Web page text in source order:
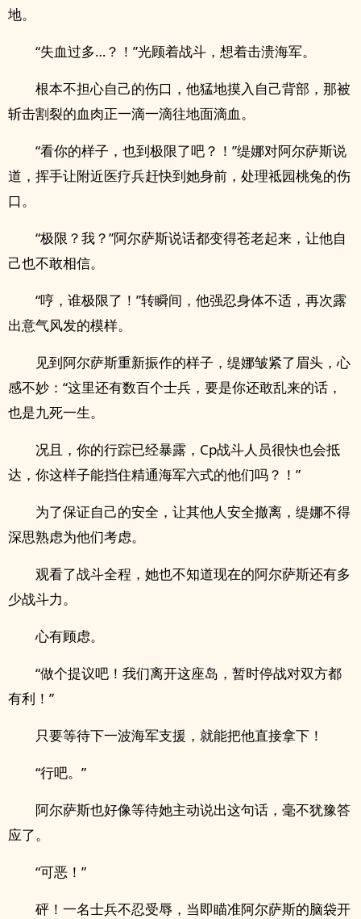
地。
“失血过多…？！”光顾着战斗，想着击溃海军。
根本不担心自己的伤口，他猛地摸入自己背部，那被
斩击割裂的血肉正一滴一滴往地面滴血。
“看你的样子，也到极限了吧？！”缇娜对阿尔萨斯说
道，挥手让附近医疗兵赶快到她身前，处理祗园桃兔的伤
口。
“极限？我？”阿尔萨斯说话都变得苍老起来，让他自
己也不敢相信。
“哼，谁极限了！”转瞬间，他强忍身体不适，再次露
出意气风发的模样。
见到阿尔萨斯重新振作的样子，缇娜皱紧了眉头，心
感不妙：“这里还有数百个士兵，要是你还敢乱来的话，
也是九死一生。
况且，你的行踪已经暴露，Cp战斗人员很快也会抵
达，你这样子能挡住精通海军六式的他们吗？！”
为了保证自己的安全，让其他人安全撤离，缇娜不得
深思熟虑为他们考虑。
观看了战斗全程，她也不知道现在的阿尔萨斯还有多
少战斗力。
心有顾虑。
“做个提议吧！我们离开这座岛，暂时停战对双方都
有利！”
只要等待下一波海军支援，就能把他直接拿下！
“行吧。”
阿尔萨斯也好像等待她主动说出这句话，毫不犹豫答
应了。
“可恶！”
砰！一名士兵不忍受辱，当即瞄准阿尔萨斯的脑袋开